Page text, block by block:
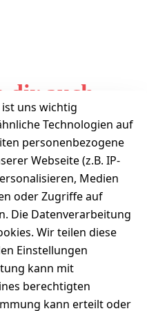
dir auch
uns wichtig
Technologien auf
personenbezogene
Webseite (z.B. IP-
Medien
oder Zugriffe auf
Die Datenverarbeitung
Wir teilen diese
Einstellungen
kann mit
berechtigten
kann erteilt oder